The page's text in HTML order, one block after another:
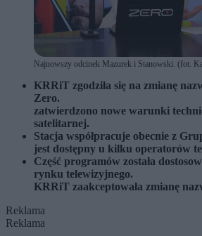
Najnowszy odcinek Mazurek i Stanowski. (fot.
KRRiT zgodziła się na zmianę
Zero.
zatwierdzono nowe warunki
satelitarnej.
Stacja współpracuje obecnie z
jest dostępny u kilku operatorów
Część programów została
rynku telewizyjnego.
KRRiT zaakceptowała zmianę
Reklama
Reklama